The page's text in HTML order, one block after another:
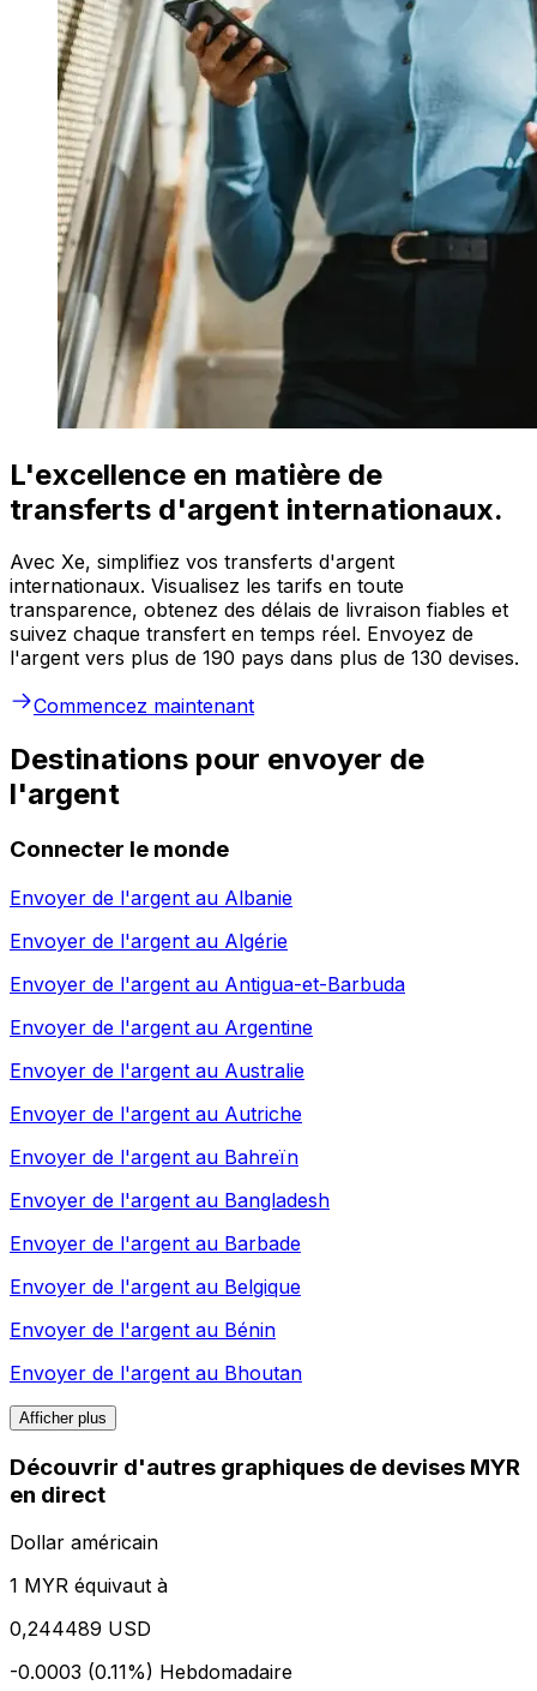
L'excellence en matière de
transferts d'argent internationaux.
Avec Xe, simplifiez vos transferts d'argent
internationaux. Visualisez les tarifs en toute
transparence, obtenez des délais de livraison fiables et
suivez chaque transfert en temps réel. Envoyez de
l'argent vers plus de 190 pays dans plus de 130 devises.
Commencez maintenant
Destinations pour envoyer de
l'argent
Connecter le monde
Envoyer de l'argent au Albanie
Envoyer de l'argent au Algérie
Envoyer de l'argent au Antigua-et-Barbuda
Envoyer de l'argent au Argentine
Envoyer de l'argent au Australie
Envoyer de l'argent au Autriche
Envoyer de l'argent au Bahreïn
Envoyer de l'argent au Bangladesh
Envoyer de l'argent au Barbade
Envoyer de l'argent au Belgique
Envoyer de l'argent au Bénin
Envoyer de l'argent au Bhoutan
Afficher plus
Découvrir d'autres graphiques de devises MYR
en direct
Dollar américain
1 MYR équivaut à
0,244489 USD
-0.0003 (0.11%) Hebdomadaire